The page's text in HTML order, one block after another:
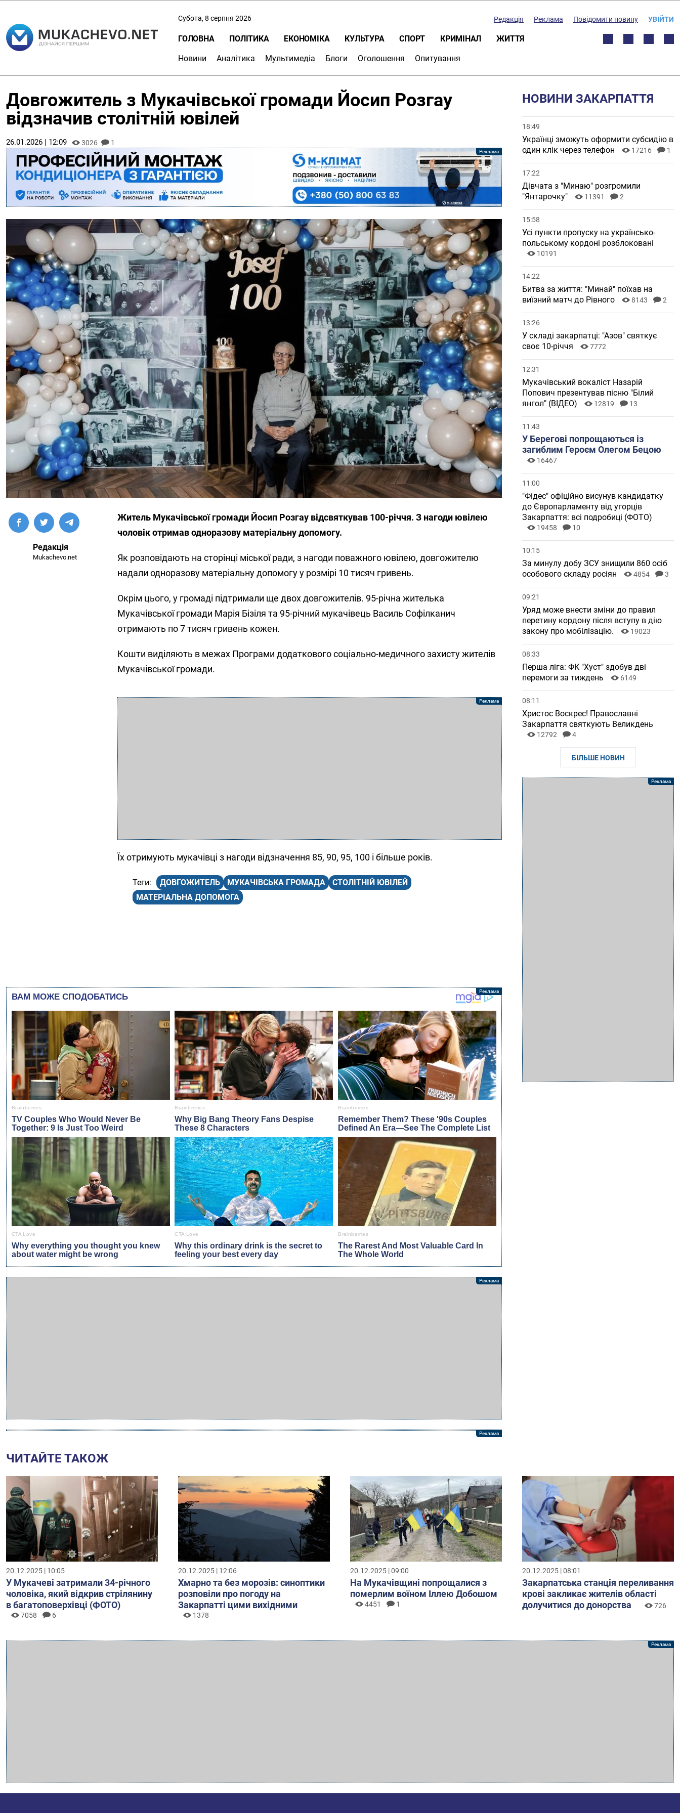
Субота, 8 серпня 2026 Редакція Реклама Повідомити новину УВІЙТИ
ГОЛОВНА ПОЛІТИКА ЕКОНОМІКА КУЛЬТУРА СПОРТ КРИМІНАЛ ЖИТТЯ
Новини Аналітика Мультимедіа Блоги Оголошення Опитування
Довгожитель з Мукачівської громади Йосип Розгау
відзначив столітній ювілей
26.01.2026 | 12:09 3026 1
Редакція
Mukachevo.net
Житель Мукачівської громади Йосип Розгау відсвяткував 100-річчя. З нагоди ювілею
чоловік отримав одноразову матеріальну допомогу.
Як розповідають на сторінці міської ради, з нагоди поважного ювілею, довгожителю
надали одноразову матеріальну допомогу у розмірі 10 тисяч гривень.
Окрім цього, у громаді підтримали ще двох довгожителів. 95-річна жителька
Мукачівської громади Марія Бізіля та 95-річний мукачівець Василь Софілканич
отримають по 7 тисяч гривень кожен.
Кошти виділяють в межах Програми додаткового соціально-медичного захисту жителів
Мукачівської громади.
Їх отримують мукачівці з нагоди відзначення 85, 90, 95, 100 і більше років.
ДОВГОЖИТЕЛЬ МУКАЧІВСЬКА ГРОМАДА
СТОЛІТНІЙ ЮВІЛЕЙ
МАТЕРІАЛЬНА ДОПОМОГА
НОВИНИ ЗАКАРПАТТЯ
18:49
Українці зможуть оформити субсидію в
один клік через телефон
17216 1
17:22
Дівчата з "Минаю" розгромили
"Янтарочку"
11391 2
15:58
Усі пункти пропуску на українсько-
польському кордоні розблоковані
10191
14:22
Битва за життя: "Минай" поїхав на
виїзний матч до Рівного
8143 2
13:26
У складі закарпатці: "Азов" святкує
своє 10-річчя
7772
12:31
Мукачівський вокаліст Назарій
Попович презентував пісню "Білий
янгол" (ВІДЕО)
12819 13
11:43
У Берегові попрощаються із
загиблим Героєм Олегом Бецою
16467
11:00
"Фідес" офіційно висунув кандидатку
до Європарламенту від угорців
Закарпаття: всі подробиці (ФОТО)
19458 10
10:15
За минулу добу ЗСУ знищили 860 осіб
особового складу росіян
4854 3
09:21
Уряд може внести зміни до правил
перетину кордону після вступу в дію
закону про мобілізацію.
19023
08:33
Перша ліга: ФК "Хуст" здобув дві
перемоги за тиждень
6149
08:11
Христос Воскрес! Православні
Закарпаття святкують Великдень
12792 4
БІЛЬШЕ НОВИН
ЧИТАЙТЕ ТАКОЖ
20.12.2025 | 10:05
У Мукачеві затримали 34-річного
чоловіка, який відкрив стрілянину
в багатоповерхівці (ФОТО)
7058 6
20.12.2025 | 12:06
Хмарно та без морозів: синоптики
розповіли про погоду на
Закарпатті цими вихідними
1378
20.12.2025 | 09:00
На Мукачівщині попрощалися з
померлим воїном Іллею Добошом
4451 1
20.12.2025 | 08:01
Закарпатська станція переливання
крові закликає жителів області
долучитися до донорства
726